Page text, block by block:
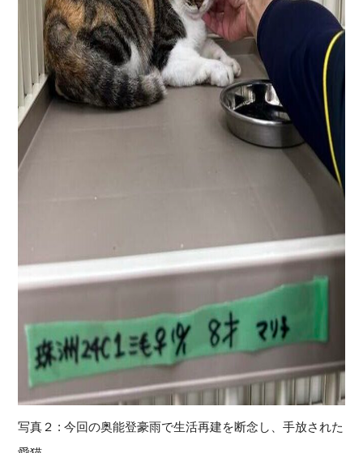
写真２ : 今回の奥能登豪雨で生活再建を断念し、手放された